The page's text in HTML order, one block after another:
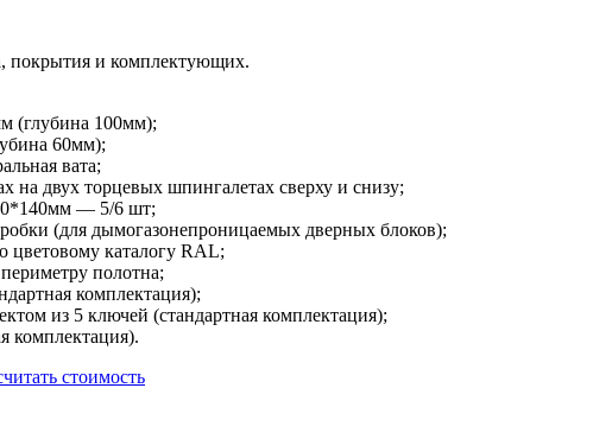
покрытия и комплектующих.
(глубина 100мм);
60мм);
вата;
на двух торцевых шпингалетах сверху и снизу;
— 5/6 шт;
(для дымогазонепроницаемых дверных блоков);
цветовому каталогу RAL;
полотна;
комплектация);
из 5 ключей (стандартная комплектация);
комплектация).
стоимость